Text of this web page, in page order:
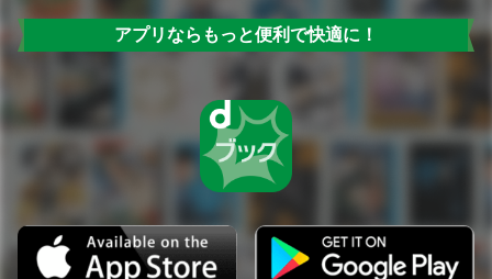
アプリならもっと便利で快適に！